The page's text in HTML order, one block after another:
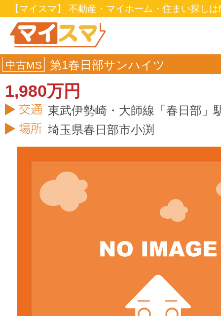
【マイスマ】 不動産・マイホーム・住まい探し
中古MS 第1春日部サンハイツ
1,980万円
東武伊勢崎・大師線「春日部」
埼玉県春日部市小渕